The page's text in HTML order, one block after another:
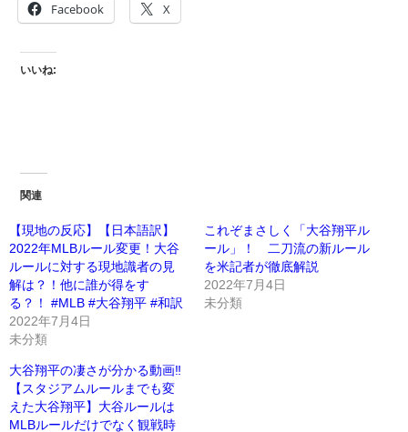
Facebook X
いいね:
関連
【現地の反応】【日本語訳】
2022年MLBルール変更！大谷
ルールに対する現地識者の見
解は？！他に誰が得をす
る？！ #MLB #大谷翔平 #和訳
2022年7月4日
未分類
これぞまさしく「大谷翔平ル
ール」！ 二刀流の新ルール
を米記者が徹底解説
2022年7月4日
未分類
大谷翔平の凄さが分かる動画‼︎
【スタジアムルールまでも変
えた大谷翔平】大谷ルールは
MLBルールだけでなく観戦時